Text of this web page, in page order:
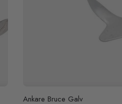
Ankare Bruce Galv